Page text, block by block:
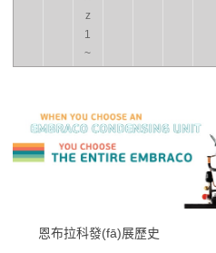
z
1
~
恩布拉科發(fā)展歷史